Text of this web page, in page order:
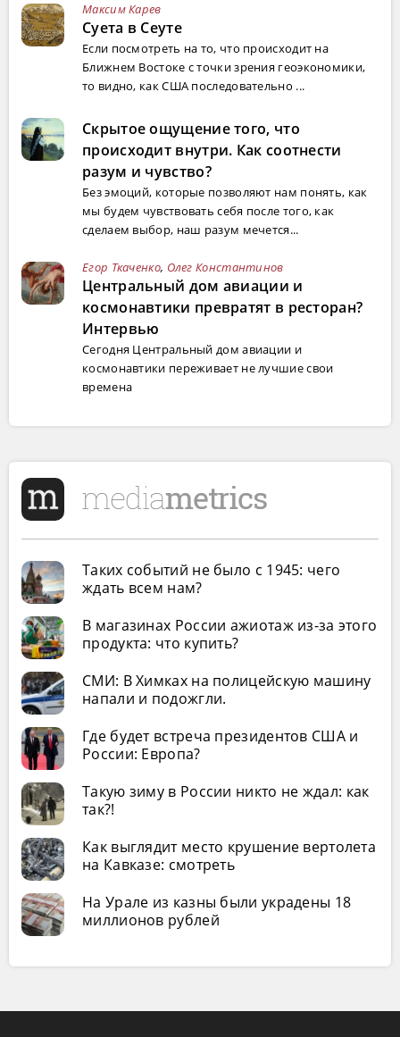
Максим Карев
Суета в Сеуте
Если посмотреть на то, что происходит на
Ближнем Востоке с точки зрения геоэкономики,
то видно, как США последовательно ...
Скрытое ощущение того, что
происходит внутри. Как соотнести
разум и чувство?
Без эмоций, которые позволяют нам понять, как
мы будем чувствовать себя после того, как
сделаем выбор, наш разум мечется...
Егор Ткаченко, Олег Константинов
Центральный дом авиации и
космонавтики превратят в ресторан?
Интервью
Сегодня Центральный дом авиации и
космонавтики переживает не лучшие свои
времена
Таких событий не было с 1945: чего
ждать всем нам?
В магазинах России ажиотаж из-за этого
продукта: что купить?
СМИ: В Химках на полицейскую машину
напали и подожгли.
Где будет встреча президентов США и
России: Европа?
Такую зиму в России никто не ждал: как
так?!
Как выглядит место крушение вертолета
на Кавказе: смотреть
На Урале из казны были украдены 18
миллионов рублей